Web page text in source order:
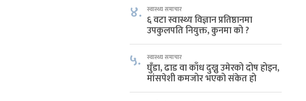
४. स्वास्थ्य समाचार
६ वटा स्वास्थ्य विज्ञान प्रतिष्ठानमा
उपकुलपति नियुक्त, कुनमा को ?
५. स्वास्थ्य समाचार
घुँडा, ढाड वा काँध दुख्नु उमेरको दोष होइन,
मांसपेशी कमजोर भएको संकेत हो